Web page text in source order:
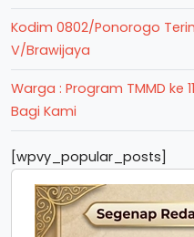
Kodim 0802/Ponorogo
V/Brawijaya
Warga : Program TMMD ke
Bagi Kami
[wpvy_popular_posts]